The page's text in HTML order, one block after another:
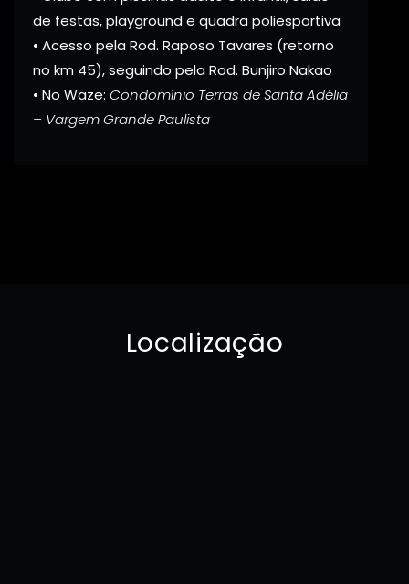
de festas, playground e quadra poliesportiva
• Acesso pela Rod. Raposo Tavares (retorno
no km 45), seguindo pela Rod. Bunjiro Nakao
• No Waze: Condomínio Terras de Santa Adélia
– Vargem Grande Paulista
Localização